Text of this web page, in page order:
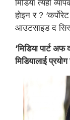
मिडिया त्यही
होइन र ?
आउटसाइड द
‘मिडिया पार्ट अफ
मिडियालाई